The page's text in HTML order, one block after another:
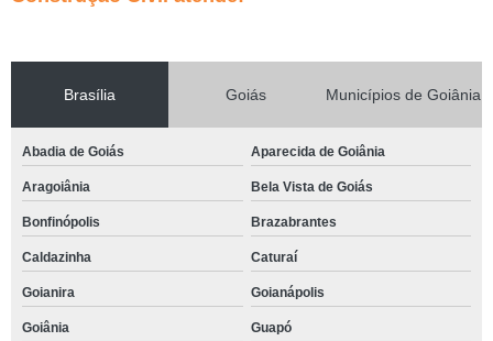
Brasília Goiás Municípios de Goiânia
Abadia de Goiás Aparecida de Goiânia
Aragoiânia Bela Vista de Goiás
Bonfinópolis Brazabrantes
Caldazinha Caturaí
Goianira Goianápolis
Goiânia Guapó